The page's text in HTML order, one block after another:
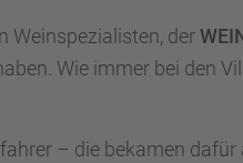
Weinspe­zia­lis­ten, der
Wie immer bei den
– die bekamen dafür